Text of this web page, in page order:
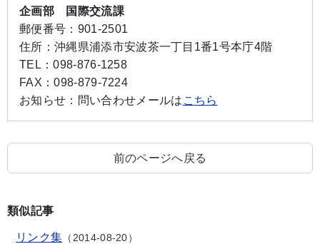
企画部 国際交流課
郵便番号： 901-2501
住所： 沖縄県浦添市安波茶一丁目1番1号本庁4階
TEL：098-876-1258
FAX：098-879-7224
お知らせ： 問い合わせメールは こちら
前のページへ戻る
類似記事
リンク集 2014-08-20